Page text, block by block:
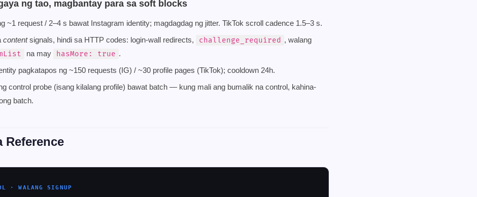
ng tao, magbantay para sa soft blocks
~1 request / 2–4 s bawat Instagram identity; magdagdag ng jitter. TikTok scroll cadence 1.5–3 s.
contentsignals, hindi sa HTTP codes: login-wall redirects, challenge_required , walang
na may hasMore: true .
pagkatapos ng ~150 requests (IG) / ~30 profile pages (TikTok); cooldown 24h.
control probe (isang kilalang profile) bawat batch — kung mali ang bumalik na control, kahina-
batch.
Reference
· WALANG SIGNUP